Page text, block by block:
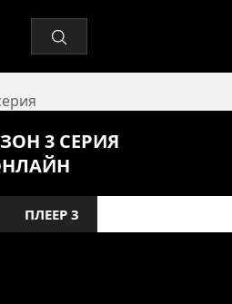
3 СЕРИЯ
ПЛЕЕР 3